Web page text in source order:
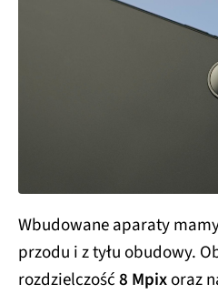
Wbudowane aparaty
przodu i z tyłu obudowy.
rozdzielczość8 Mpixoraz